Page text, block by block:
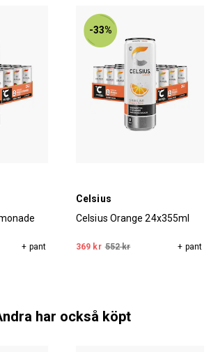
+ pant
-33%
Celsius
Celsius Orange 24x355ml
369 kr 552 kr + pant
har också köpt